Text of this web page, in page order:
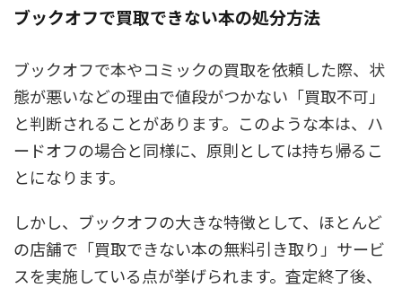
ブックオフで買取できない本の処分方法
ブックオフで本やコミックの買取を依頼した際、状
態が悪いなどの理由で値段がつかない「買取不可」
と判断されることがあります。このような本は、ハ
ードオフの場合と同様に、原則としては持ち帰るこ
とになります。
しかし、ブックオフの大きな特徴として、ほとんど
の店舗で「買取できない本の無料引き取り」サービ
スを実施している点が挙げられます。査定終了後、